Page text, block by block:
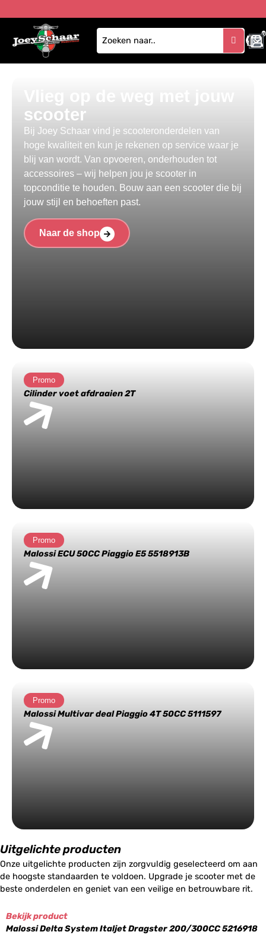
0
1
scooter
Bij Joey Schaar vind je scooteronderdelen van
hoge kwaliteit en kun je rekenen op service waar je
blij van wordt. Van opvoeren, onderhouden tot
accessoires – wij helpen jou je scooter in
topconditie te houden. Bouw aan een scooter die bij
jouw stijl en behoeften past.
Naar de shop
Promo
Cilinder voet afdraaien 2T
Promo
Malossi ECU 50CC Piaggio E5 5518913B
Promo
Malossi Multivar deal Piaggio 4T 50CC 5111597
Uitgelichte producten
Onze uitgelichte producten zijn zorgvuldig geselecteerd om aan
de hoogste standaarden te voldoen. Upgrade je scooter met de
beste onderdelen en geniet van een veilige en betrouwbare rit.
Bekijk product
Malossi Delta System Italjet Dragster 200/300CC 5216918